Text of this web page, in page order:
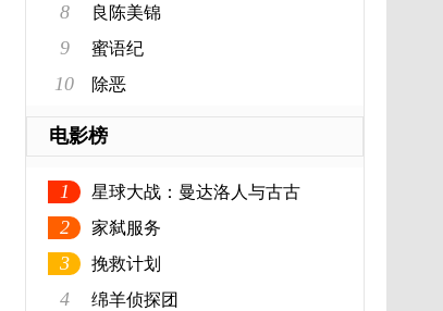
8 良陈美锦
9 蜜语纪
10 除恶
电影榜
1 星球大战：曼达洛人与古古
2 家弑服务
3 挽救计划
4 绵羊侦探团